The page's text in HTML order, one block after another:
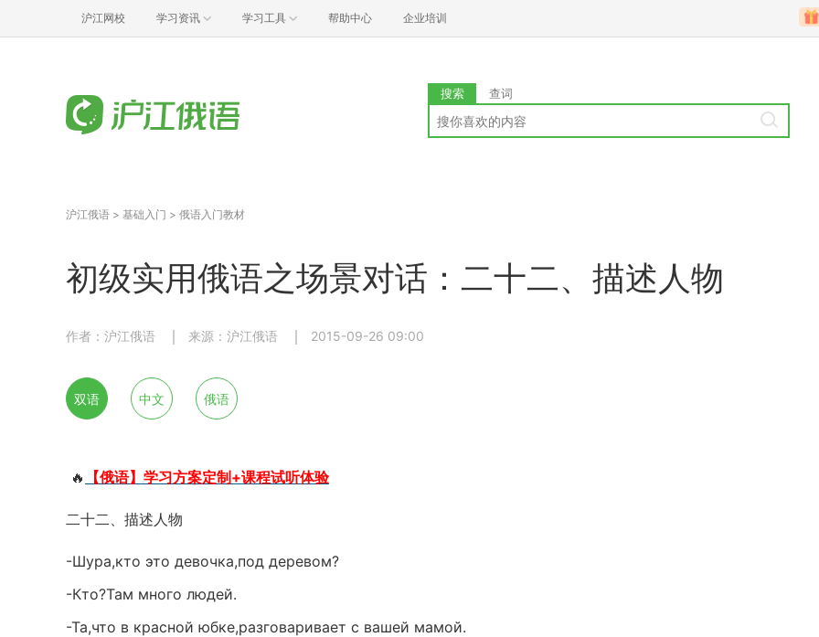
沪江网校 学习资讯 学习工具 帮助中心 企业培训
搜索 查词
沪江俄语 > 基础入门 > 俄语入门教材
初级实用俄语之场景对话：二十二、描述人物
作者：沪江俄语 来源：沪江俄语 2015-09-26 09:00
双语 中文 俄语
🔥 【俄语】学习方案定制+课程试听体验
二十二、描述人物
-Шура,кто это девочка,под деревом?
-Кто?Там много людей.
-Та,что в красной юбке,разговаривает с вашей мамой.